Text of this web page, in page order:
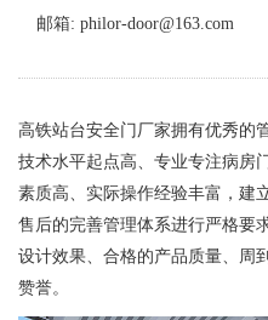
邮箱: philor-door@163.com
高铁站台安全门厂家拥有优秀的
技术水平起点高、专业专注病房
素质高、实际操作经验丰富，建
售后的完善管理体系进行严格要
设计效果、合格的产品质量、周
赞誉。